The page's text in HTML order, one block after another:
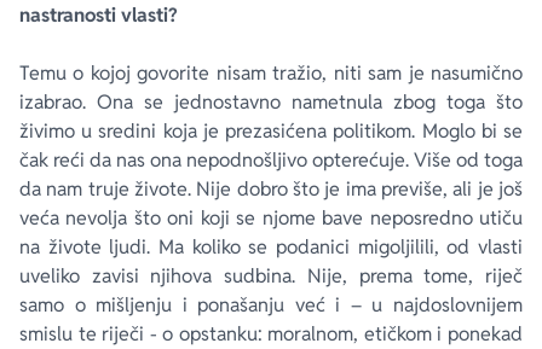
nastranosti vlasti?
Temu o kojoj govorite nisam tražio, niti sam je nasumično
izabrao. Ona se jednostavno nametnula zbog toga što
živimo u sredini koja je prezasićena politikom. Moglo bi se
čak reći da nas ona nepodnošljivo opterećuje. Više od toga
da nam truje živote. Nije dobro što je ima previše, ali je još
veća nevolja što oni koji se njome bave neposredno utiču
na živote ljudi. Ma koliko se podanici migoljilili, od vlasti
uveliko zavisi njihova sudbina. Nije, prema tome, riječ
samo o mišljenju i ponašanju već i – u najdoslovnijem
smislu te riječi - o opstanku: moralnom, etičkom i ponekad